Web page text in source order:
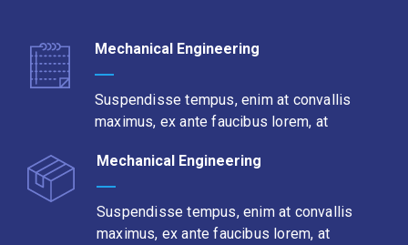
Mechanical Engineering
Suspendisse tempus, enim at convallis
maximus, ex ante faucibus lorem, at
Mechanical Engineering
Suspendisse tempus, enim at convallis
maximus, ex ante faucibus lorem, at